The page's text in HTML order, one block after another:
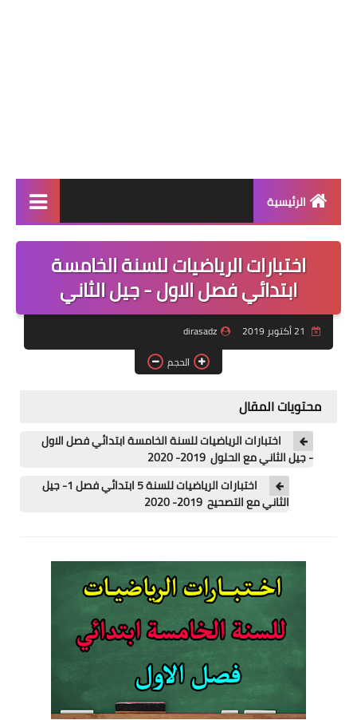
الرئيسية
بنك الفروض والاختبارات
التعليم الابتدائي
التعليم المتوسط
مسابقة الشبه الطبي 2021
اختبارات الرياضيات للسنة الخامسة
ابتدائي فصل الاول - جيل الثاني
dirasadz
الحجم
محتويات المقال
اختبارات الرياضيات للسنة الخامسة ابتدائي فصل الاول
- جيل الثاني مع الحلول 2019- 2020
اختبارات الرياضيات للسنة 5 ابتدائي فصل 1- جيل
الثاني مع التصحيح 2019- 2020